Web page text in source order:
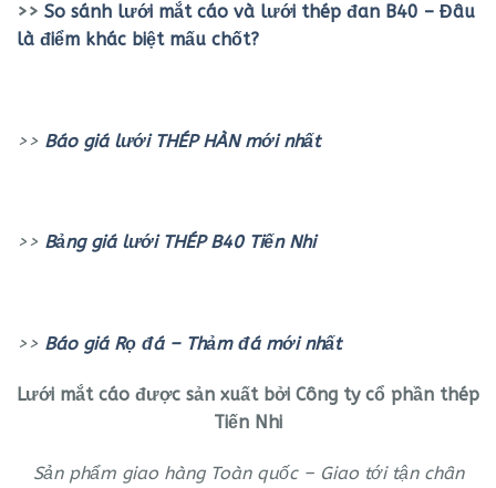
>> So sánh lưới mắt cáo và lưới thép đan B40 – Đâu
là điểm khác biệt mấu chốt?
>> Báo giá lưới THÉP HÀN mới nhất
>> Bảng giá lưới THÉP B40 Tiến Nhi
>> Báo giá Rọ đá – Thảm đá mới nhất
Lưới mắt cáo được sản xuất bởi Công ty cổ phần thép
Tiến Nhi
Sản phẩm giao hàng Toàn quốc – Giao tới tận chân